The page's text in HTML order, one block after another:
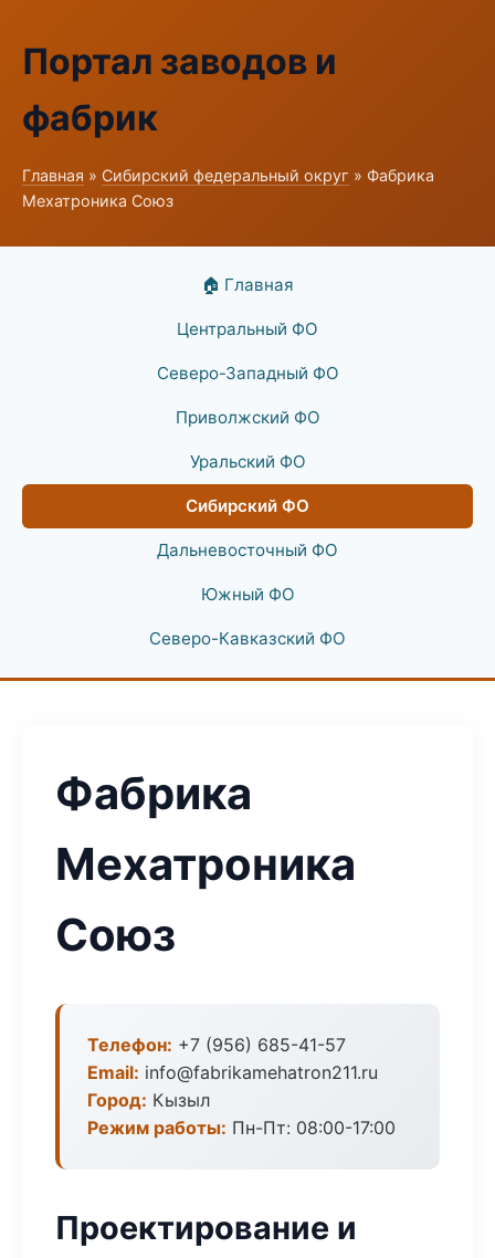
Портал заводов и
фабрик
Главная » Сибирский федеральный округ » Фабрика
Мехатроника Союз
🏠 Главная
Центральный ФО
Северо-Западный ФО
Приволжский ФО
Уральский ФО
Сибирский ФО
Дальневосточный ФО
Южный ФО
Северо-Кавказский ФО
Фабрика
Мехатроника
Союз
Телефон: +7 (956) 685-41-57
Email: info@fabrikamehatron211.ru
Город: Кызыл
Режим работы: Пн-Пт: 08:00-17:00
Проектирование и